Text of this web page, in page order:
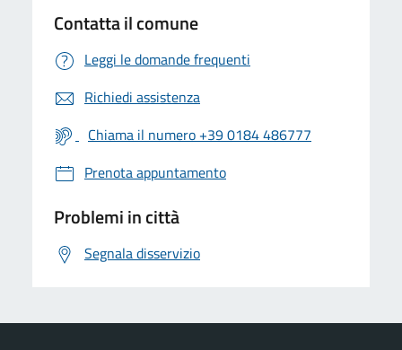
Contatta il comune
Leggi le domande frequenti
Richiedi assistenza
Chiama il numero +39 0184 486777
Prenota appuntamento
Problemi in città
Segnala disservizio